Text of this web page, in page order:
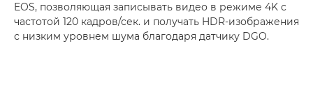
EOS, позволяющая записывать видео в режиме 4K с
частотой 120 кадров/сек. и получать HDR-изображения
с низким уровнем шума благодаря датчику DGO.